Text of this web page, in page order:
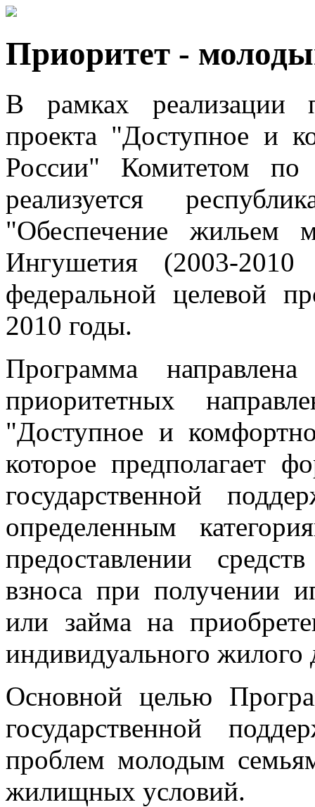
Приоритет -
В рамках реализации
проекта "Доступное и
России" Комитетом
реализуется
"Обеспечение жильем
Ингушетия (2003-
федеральной целевой
2010 годы.
Программа
приоритетных
"Доступное и
которое предполагает
государственной
определенным
предоставлении
взноса при получении
или займа на
индивидуального жилого
Основной целью
государственной
проблем молодым
жилищных условий.